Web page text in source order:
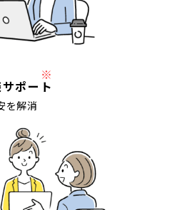
ポート
※
を解消